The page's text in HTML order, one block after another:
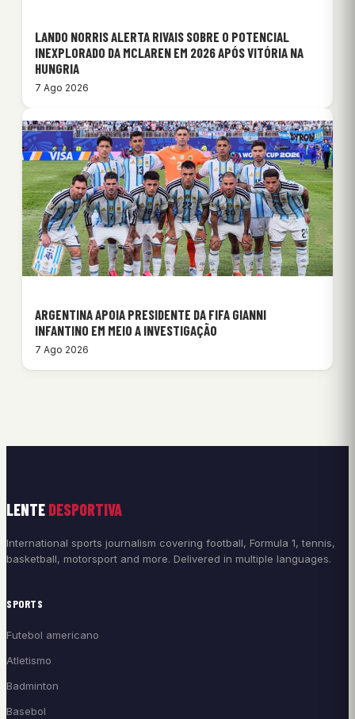
LANDO NORRIS ALERTA RIVAIS SOBRE O POTENCIAL
INEXPLORADO DA MCLAREN EM 2026 APÓS VITÓRIA NA
HUNGRIA
7 Ago 2026
ARGENTINA APOIA PRESIDENTE DA FIFA GIANNI
INFANTINO EM MEIO A INVESTIGAÇÃO
7 Ago 2026
LENTE DESPORTIVA
International sports journalism covering football, Formula 1, tennis,
basketball, motorsport and more. Delivered in multiple languages.
SPORTS
Futebol americano
Atletismo
Badminton
Basebol